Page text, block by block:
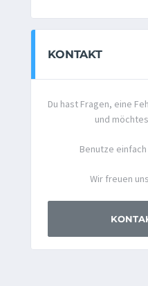
KONTAKT
Du hast Fragen, eine
und
Benutze
Wir freuen